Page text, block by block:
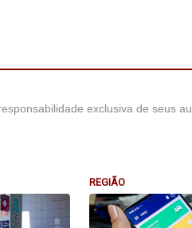
exclusiva de seus
REGIÃO